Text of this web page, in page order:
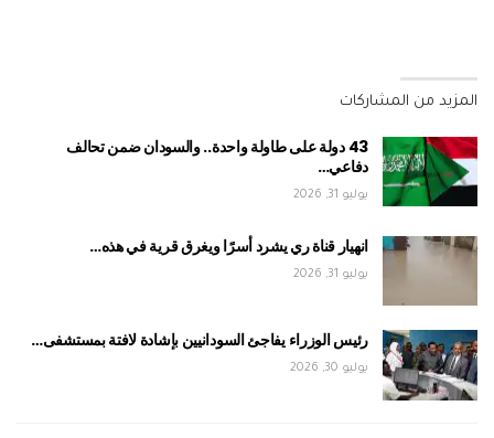
المزيد من المشاركات
43 دولة على طاولة واحدة.. والسودان ضمن تحالف
دفاعي…
يوليو 31, 2026
انهيار قناة ري يشرد أسرًا ويغرق قرية في هذه…
يوليو 31, 2026
رئيس الوزراء يفاجئ السودانيين بإشادة لافتة بمستشفى…
يوليو 30, 2026